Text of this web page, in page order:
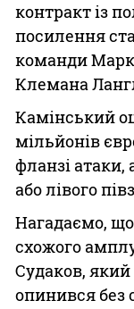
контракт із
посилення
команди
Клемана
Камінський
мільйонів
фланзі атаки,
або лівого
Нагадаємо, що
схожого
Судаков,
опинився без